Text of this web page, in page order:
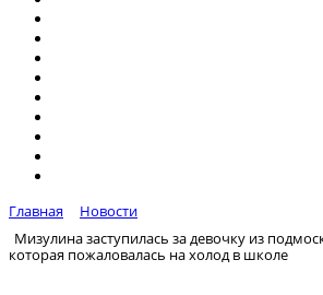
Главная
Новости
Мизулина заступилась за девочку из
которая пожаловалась на холод в школе